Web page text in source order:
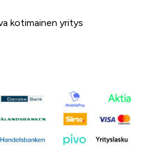
kotimainen yritys